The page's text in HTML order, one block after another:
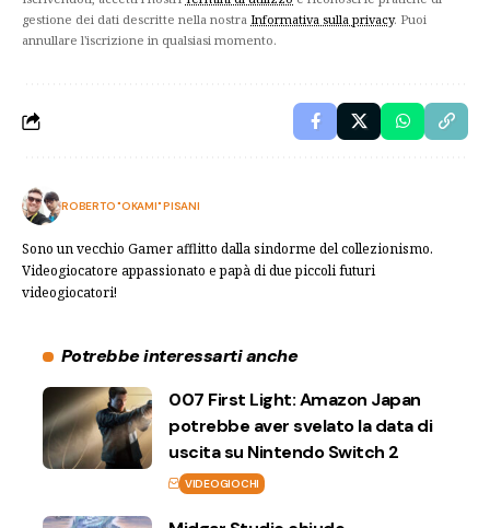
gestione dei dati descritte nella nostra Informativa sulla privacy. Puoi
annullare l'iscrizione in qualsiasi momento.
ROBERTO "OKAMI" PISANI
Sono un vecchio Gamer afflitto dalla sindorme del collezionismo.
Videogiocatore appassionato e papà di due piccoli futuri
videogiocatori!
Potrebbe interessarti anche
007 First Light: Amazon Japan
potrebbe aver svelato la data di
uscita su Nintendo Switch 2
VIDEOGIOCHI